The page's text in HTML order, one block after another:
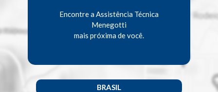
Encontre a Assistência Técnica
Menegotti
mais próxima de você.
BRASIL